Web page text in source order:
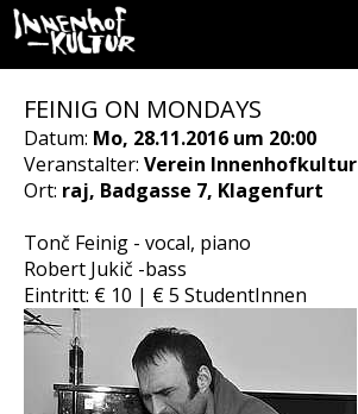
FEINIG ON MONDAYS
Datum: Mo, 28.11.2016 um 20:00
Veranstalter: Verein Innenhofkultur
Ort: raj, Badgasse 7, Klagenfurt
Tonč Feinig - vocal, piano
Robert Jukič -bass
Eintritt: € 10 | € 5 StudentInnen